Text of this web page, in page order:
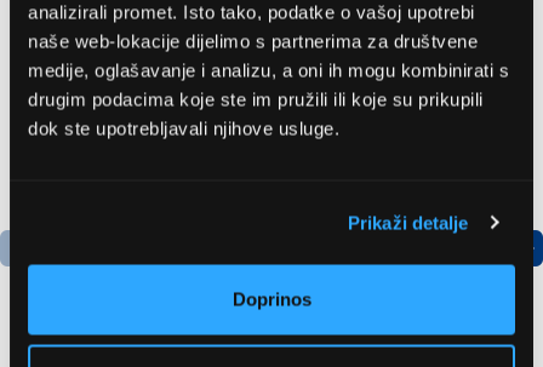
analizirali promet. Isto tako, podatke o vašoj upotrebi
naše web-lokacije dijelimo s partnerima za društvene
medije, oglašavanje i analizu, a oni ih mogu kombinirati s
drugim podacima koje ste im pružili ili koje su prikupili
dok ste upotrebljavali njihove usluge.
Prikaži detalje
Doprinos